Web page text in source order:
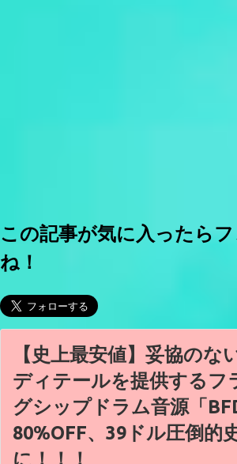
この記事が気に入ったら
ね！
【史上最安値】妥協のな
ディテールを提供するフ
グシップドラム音源「
80%OFF、39ドル圧倒的
に！！！